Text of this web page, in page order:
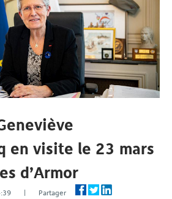
en visite le 23 mars
d’Armor
14:39 | Partager